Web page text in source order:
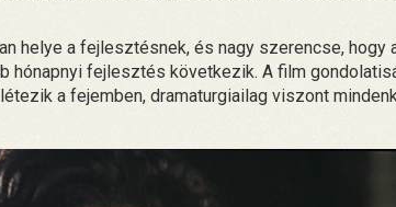
helye a fejlesztésnek, és nagy szerencse,
hónapnyi fejlesztés következik. A film
a fejemben, dramaturgiailag viszont